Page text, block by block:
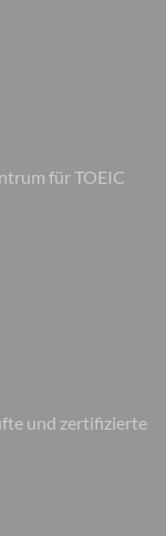
für TOEIC
und zertifizierte